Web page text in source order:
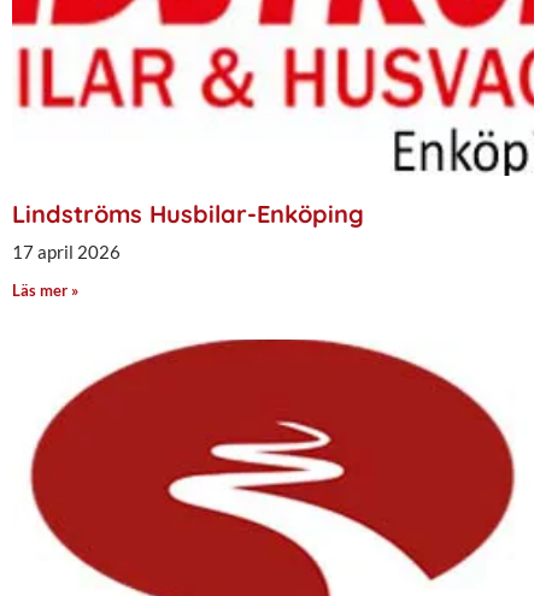
Lindströms Husbilar-Enköping
17 april 2026
Läs mer »